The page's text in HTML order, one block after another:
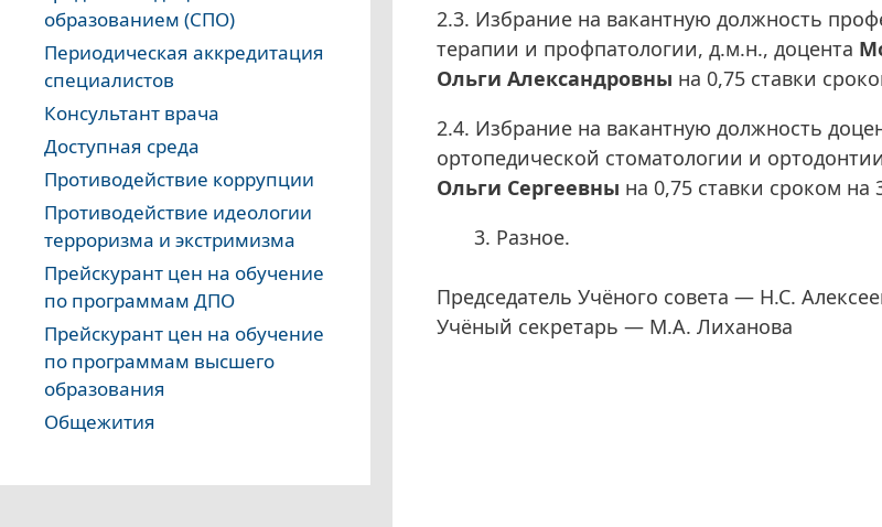
2.3. Избрание на вакантную должность
терапии и профпатологии, д.м.н., доцента
Ольги Александровны на 0,75 ставки
2.4. Избрание на вакантную должность
ортопедической стоматологии и
Ольги Сергеевны на 0,75 ставки сроком на
Разное.
Председатель Учёного совета — Н.С.
Учёный секретарь — М.А. Лиханова
образованием (СПО)
Периодическая аккредитация
специалистов
Консультант врача
Доступная среда
Противодействие коррупции
Противодействие идеологии
терроризма и экстримизма
Прейскурант цен на обучение
по программам ДПО
Прейскурант цен на обучение
по программам высшего
образования
Общежития